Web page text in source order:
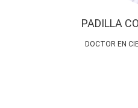
PADILLA
DOCTOR EN